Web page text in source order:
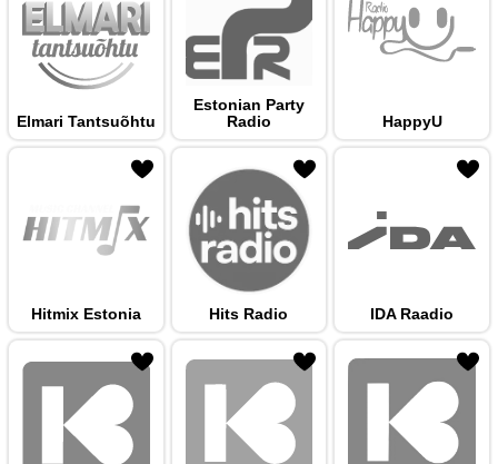
Elmari Tantsuõhtu
Estonian Party
Radio
HappyU
Hitmix Estonia Hits Radio IDA Raadio